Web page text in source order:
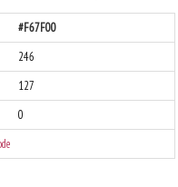
#F67F00
246
127
0